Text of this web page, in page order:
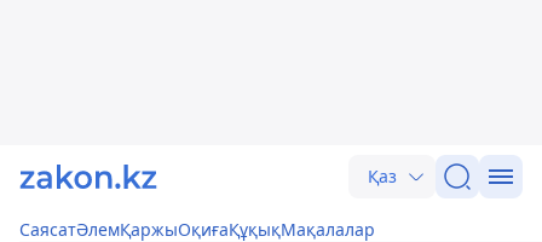
Қаз
СаясатӘлемҚаржыОқиғаҚұқықМақалалар